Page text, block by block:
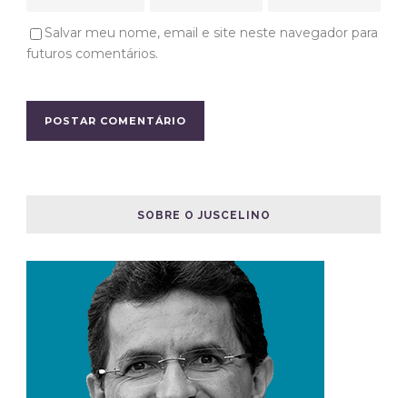
Salvar meu nome, email e site neste navegador para
futuros comentários.
SOBRE O JUSCELINO